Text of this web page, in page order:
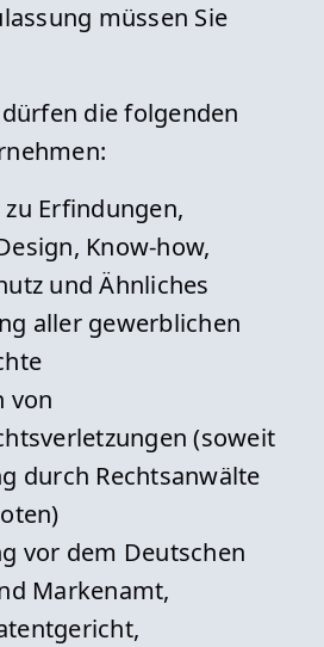
müssen Sie
die folgenden
Erfindungen,
Know-how,
und Ähnliches
aller gewerblichen
von
(soweit
durch Rechtsanwälte
vor dem Deutschen
Markenamt,